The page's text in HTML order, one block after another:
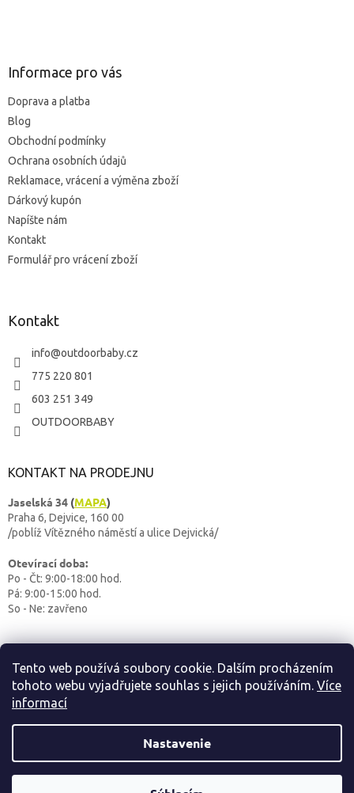
Tento web používá soubory cookie. Dalším procházením
tohoto webu vyjadřujete souhlas s jejich používáním. Více
informací
Nastavenie
Informace pro vás
Doprava a platba
Blog
Obchodní podmínky
Ochrana osobních údajů
Reklamace, vrácení a výměna zboží
Dárkový kupón
Napíšte nám
Kontakt
Formulář pro vrácení zboží
Kontakt
info@outdoorbaby.cz
775 220 801
603 251 349
OUTDOORBABY
KONTAKT NA PRODEJNU
Jaselská 34 (MAPA)
Praha 6, Dejvice, 160 00
/poblíž Vítězného náměstí a ulice Dejvická/
Otevírací doba:
Po - Čt: 9:00-18:00 hod.
Pá: 9:00-15:00 hod.
So - Ne: zavřeno
Copyright 2026OUTDOORBABY. Všetky práva vyhradené.